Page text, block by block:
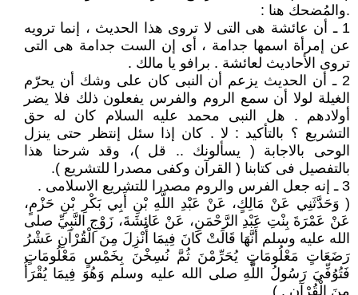
.والمُضحك هنا :
1 ـ أن عائشة هى التى لا تروى هذا الحديث ، إنما ترويه
عن إمرأة اسمها جدامة ، أى إن الست جدامة هى التى
تروى الأحاديث لعائشة . برافو يا مالك .
2 ـ أن الحديث يزعم أن النبى كان على وشك أن يحرّم
الغيلة لولا أن سمع الروم والفرس يفعلون ذلك فلا يضر
أولادهم . هل النبى محمد عليه السلام كان له حق
التشريع ؟ بالتأكيد : لا . كان إذا سئل إنتظر حتى ينزل
الوحى بالاجابة ( يسألونك .. قل )، وقد شرحنا هذا
بالتفصيل فى كتابنا ( القرآن وكفى مصدرا للتشريع ).
3 ـ إنه جعل الفرس والروم مصدرا للتشريع الاسلامى .
( وَحَدَّثَنِي عَنْ مَالِكٍ، عَنْ عَبْدِ اللَّهِ بْنِ أَبِي بَكْرِ بْنِ حَزْمٍ،
عَنْ عَمْرَةَ بِنْتِ عَبْدِ الرَّحْمَنِ، عَنْ عَائِشَةَ، زَوْجِ النَّبِيِّ صلى
الله عليه وسلم أَنَّهَا قَالَتْ كَانَ فِيمَا أُنْزِلَ مِنَ الْقُرْآنِ عَشْرُ
رَضَعَاتٍ مَعْلُومَاتٍ يُحَرِّمْنَ ثُمَّ نُسِخْنَ بِخَمْسٍ مَعْلُومَاتٍ
فَتُوُفِّيَ رَسُولُ اللَّهِ صلى الله عليه وسلم وَهُوَ فِيمَا يُقْرَأُ
مِنَ الْقُرْآنِ ‏. )